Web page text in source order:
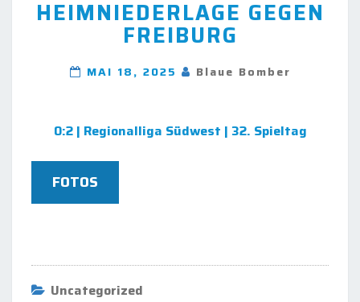
GEGEN
FREIBURG
HEIMNIEDERLAGE GEGEN
FREIBURG
MAI 18, 2025 Blaue Bomber
0:2 | Regionalliga Südwest | 32. Spieltag
FOTOS
Uncategorized